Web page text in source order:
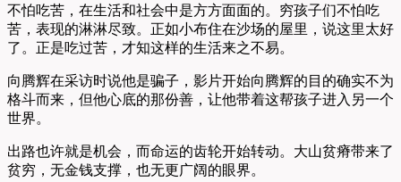
不怕吃苦，在生活和社会中是方方面面的。穷孩子们不怕吃
苦，表现的淋淋尽致。正如小布住在沙场的屋里，说这里太好
了。正是吃过苦，才知这样的生活来之不易。
向腾辉在采访时说他是骗子，影片开始向腾辉的目的确实不为
格斗而来，但他心底的那份善，让他带着这帮孩子进入另一个
世界。
出路也许就是机会，而命运的齿轮开始转动。大山贫瘠带来了
贫穷，无金钱支撑，也无更广阔的眼界。